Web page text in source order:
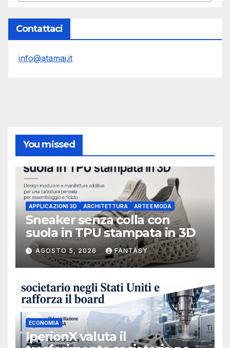
Contattaci
info@atamai.it
You missed
APPLICAZIONI 3D ARCHITETTURA ARTE E MODA
Sneaker senza colla con
suola in TPU stampata in 3D
AGOSTO 5, 2026 FANTASY
ECONOMIA
IperionX valuta il